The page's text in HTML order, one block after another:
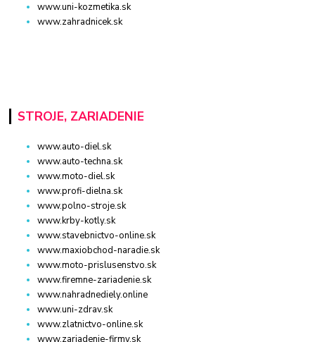
www.uni-kozmetika.sk
www.zahradnicek.sk
STROJE, ZARIADENIE
www.auto-diel.sk
www.auto-techna.sk
www.moto-diel.sk
www.profi-dielna.sk
www.polno-stroje.sk
www.krby-kotly.sk
www.stavebnictvo-online.sk
www.maxiobchod-naradie.sk
www.moto-prislusenstvo.sk
www.firemne-zariadenie.sk
www.nahradnediely.online
www.uni-zdrav.sk
www.zlatnictvo-online.sk
www.zariadenie-firmy.sk